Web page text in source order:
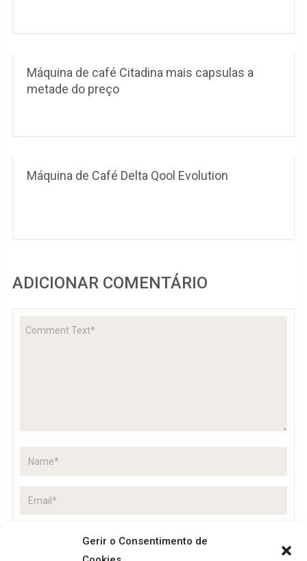
Gerir o Consentimento de
Máquina de café Citadina mais capsulas a
metade do preço
Máquina de Café Delta Qool Evolution
ADICIONAR COMENTÁRIO